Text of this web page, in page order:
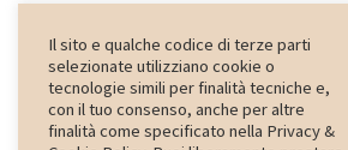
Ospedale
Pet therapy
psiconatura
Il sito e qualche codice di terze parti
selezionate utilizziano cookie o
tecnologie simili per finalità tecniche e,
con il tuo consenso, anche per altre
finalità come specificato nella Privacy &